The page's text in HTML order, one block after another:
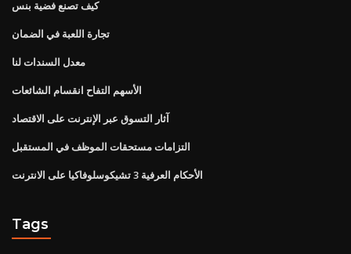
كيف تصنع فضية بنس
تجارة اللعبة في الضمان
معدل السندات لنا
الأسهم التفاح انقسام الشائعات
آثار التسوق عبر الإنترنت على الاقتصاد
التزامات مستحقات الموظف في المستقبل
الأحكام العرفية 3 تشيكوسلوفاكيا على الانترنت
Tags